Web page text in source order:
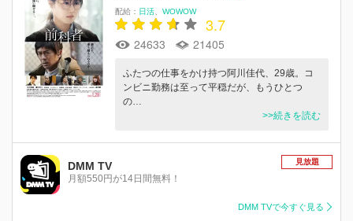
配給： 日活 WOWOW
3.7
24633 21405
ふたつの仕事をかけ持つ阿川佳代、29歳。コ
ンビニ勤務は至って平穏だが、もうひとつ
の…
>>続きを読む
DMM TV
月額550円が14日間無料！
見放題
DMM TVで今すぐ見る